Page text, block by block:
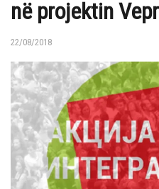
në projektin
22/08/2018